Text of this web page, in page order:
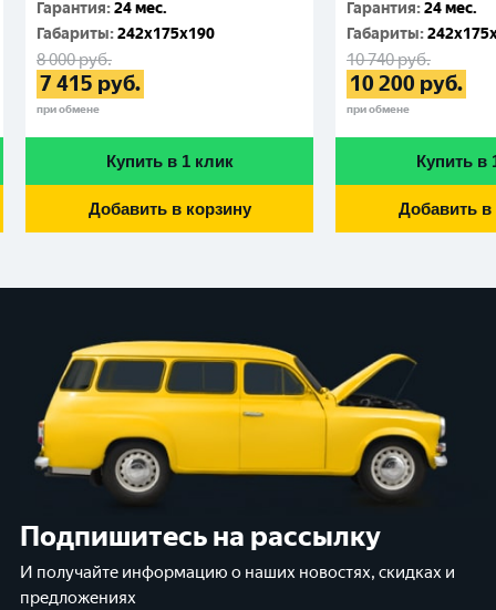
Гарантия:24 мес.
Габариты:242x175x190
8 000руб.
7 415 руб.
при обмене
Купить в 1 клик
Добавить в корзину
Гарантия:24 мес.
Габариты:
10 740руб.
10 200 руб.
при обмене
Купить в
Добавить в
Подпишитесь на рассылку
И получайте информацию о наших новостях, скидках и
предложениях